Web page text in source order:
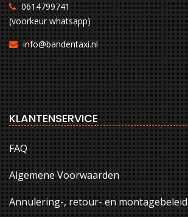
0614799741
(voorkeur whatsapp)
info@bandentaxi.nl
KLANTENSERVICE
FAQ
Algemene Voorwaarden
Annulering-, retour- en montagebeleid